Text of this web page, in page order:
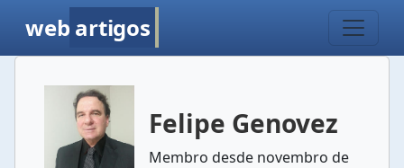
web artigos
Felipe Genovez
Membro desde novembro de